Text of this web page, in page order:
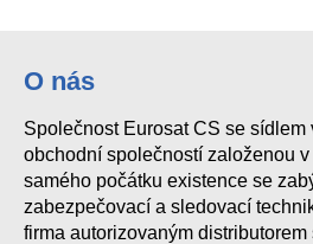
O nás
Společnost Eurosat CS se sídlem
obchodní společností založenou v
samého počátku existence se
zabezpečovací a sledovací
firma autorizovaným